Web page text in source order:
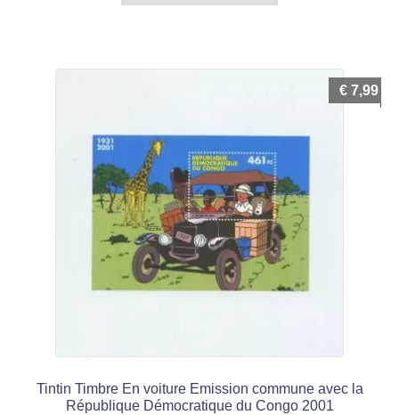
Tintin Timbre En voiture Emission commune avec la
République Démocratique du Congo 2001
€ 7,99